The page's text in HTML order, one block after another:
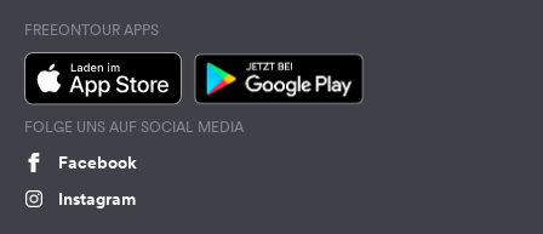
FREEONTOUR APPS
FOLGE UNS AUF SOCIAL MEDIA
Facebook
Instagram